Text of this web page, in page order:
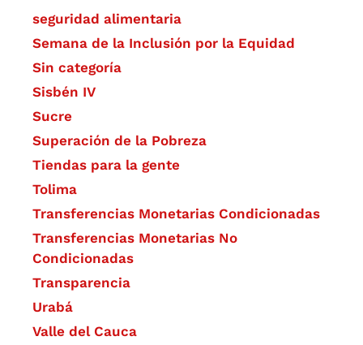
seguridad alimentaria
Semana de la Inclusión por la Equidad
Sin categoría
Sisbén IV
Sucre
Superación de la Pobreza
Tiendas para la gente
Tolima
Transferencias Monetarias Condicionadas
Transferencias Monetarias No
Condicionadas
Transparencia
Urabá
Valle del Cauca